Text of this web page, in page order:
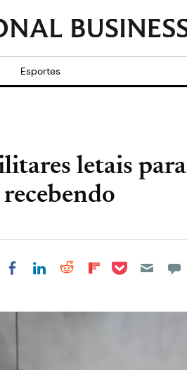
Esportes
letais para
Share on Facebook
Share on LinkedIn
Share on Reddit
Share on
Share on Pocket